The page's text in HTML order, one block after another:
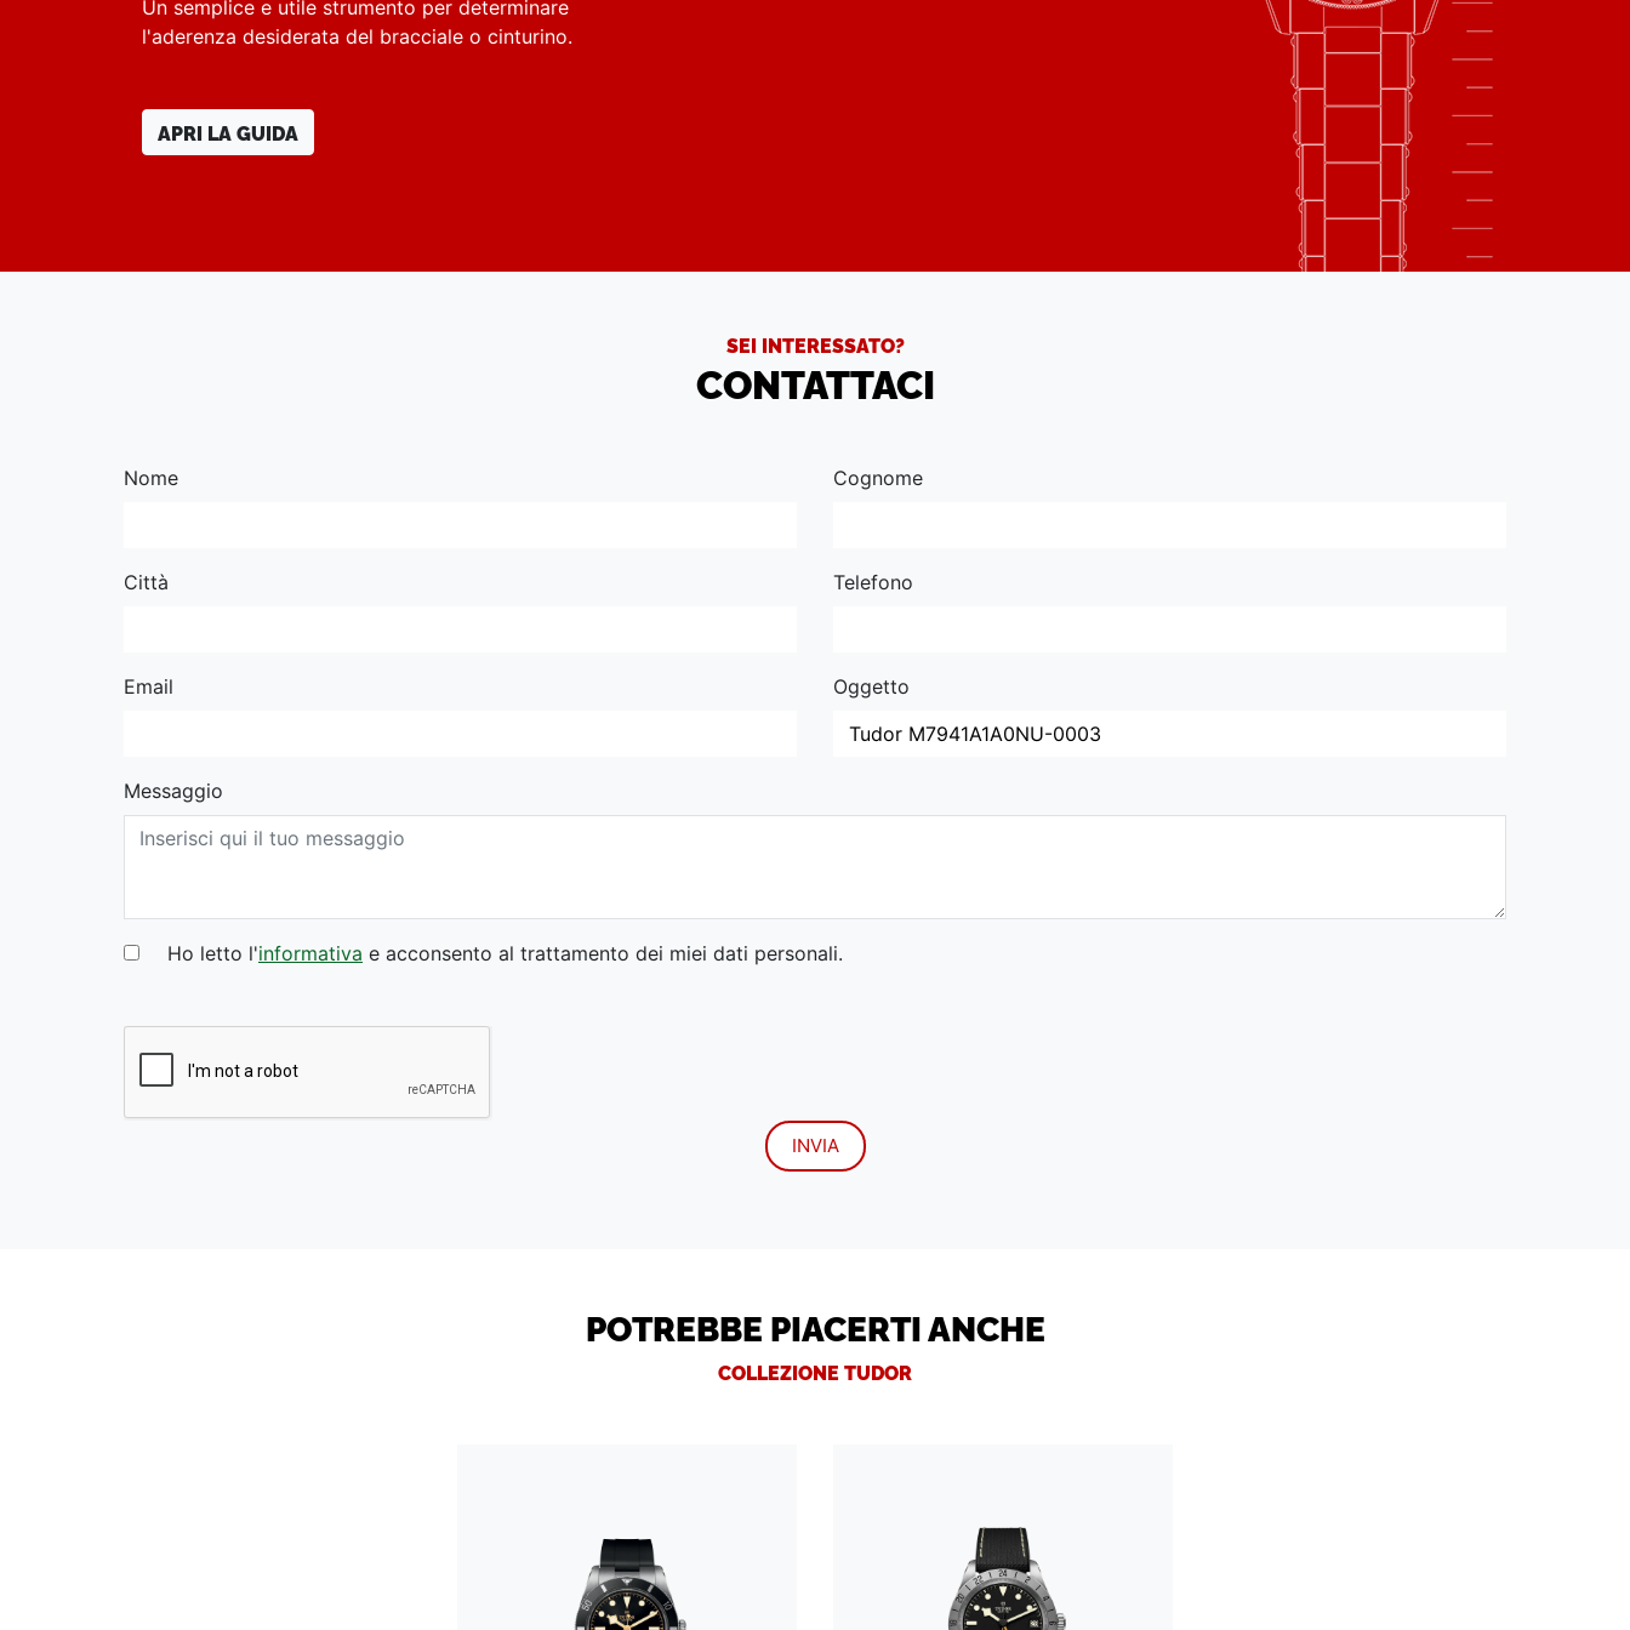
Un semplice e utile strumento per determinare
l'aderenza desiderata del bracciale o cinturino.
APRI LA GUIDA
SEI INTERESSATO?
CONTATTACI
Nome Cognome
Città Telefono
Email Oggetto
Messaggio
Ho letto l'informativa e acconsento al trattamento dei miei dati personali.
POTREBBE PIACERTI ANCHE
COLLEZIONE TUDOR